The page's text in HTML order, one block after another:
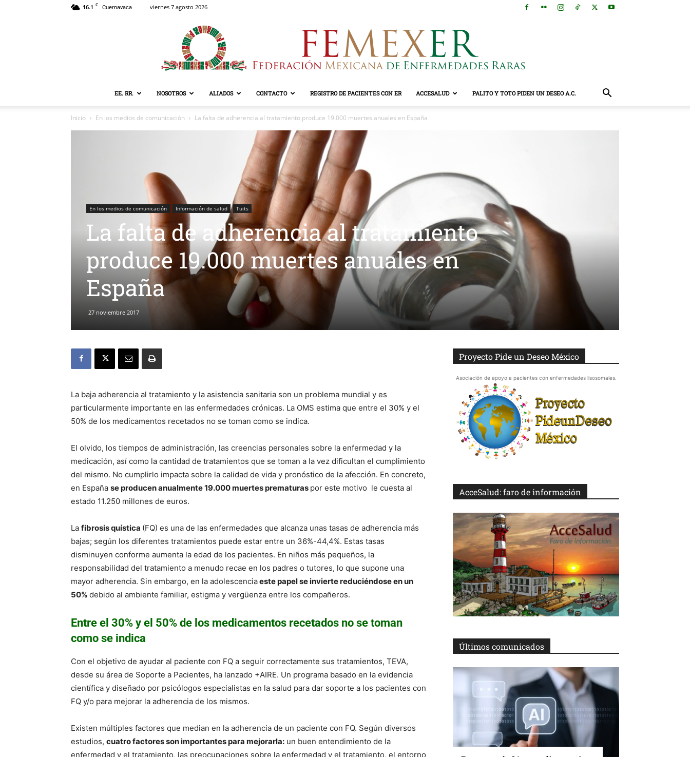
16.1 C Cuernavaca viernes 7 agosto 2026
EE. RR. NOSOTROS ALIADOS CONTACTO REGISTRO DE PACIENTES CON ER ACCESALUD PALITO Y TOTO PIDEN UN DESEO A.C.
Inicio En los medios de comunicación La falta de adherencia al tratamiento produce 19.000 muertes anuales en España
En los medios de comunicación Información de salud Tuits
La falta de adherencia al tratamiento
produce 19.000 muertes anuales en
España
27 noviembre 2017
La baja adherencia al tratamiento y la asistencia sanitaria son un problema mundial y es
particularmente importante en las enfermedades crónicas. La OMS estima que entre el 30% y el
50% de los medicamentos recetados no se toman como se indica.
El olvido, los tiempos de administración, las creencias personales sobre la enfermedad y la
medicación, así como la cantidad de tratamientos que se toman a la vez dificultan el cumplimiento
del mismo. No cumplirlo impacta sobre la calidad de vida y pronóstico de la afección. En concreto,
en España se producen anualmente 19.000 muertes prematuras por este motivo le cuesta al
estado 11.250 millones de euros.
La fibrosis quística (FQ) es una de las enfermedades que alcanza unas tasas de adherencia más
bajas; según los diferentes tratamientos puede estar entre un 36%-44,4%. Estas tasas
disminuyen conforme aumenta la edad de los pacientes. En niños más pequeños, la
responsabilidad del tratamiento a menudo recae en los padres o tutores, lo que supone una
mayor adherencia. Sin embargo, en la adolescenciaeste papel se invierte reduciéndose en un
50% debido al ambiente familiar, estigma y vergüenza entre los compañeros.
Entre el 30% y el 50% de los medicamentos recetados no se toman
como se indica
Con el objetivo de ayudar al paciente con FQ a seguir correctamente sus tratamientos, TEVA,
desde su área de Soporte a Pacientes, ha lanzado +AIRE. Un programa basado en la evidencia
científica y diseñado por psicólogos especialistas en la salud para dar soporte a los pacientes con
FQ y/o para mejorar la adherencia de los mismos.
Existen múltiples factores que median en la adherencia de un paciente con FQ. Según diversos
estudios, cuatro factores son importantes para mejorarla: un buen entendimiento de la
enfermedad y el tratamiento, las preocupaciones sobre la enfermedad y el tratamiento, el entorno
Proyecto Pide un Deseo México
Asociación de apoyo a pacientes con enfermedades lisosomales.
AcceSalud: faro de información
Últimos comunicados